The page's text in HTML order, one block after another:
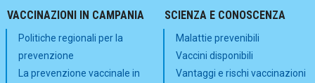
VACCINAZIONI IN CAMPANIA
Politiche regionali per la
prevenzione
La prevenzione vaccinale in
SCIENZA E CONOSCENZA
Malattie prevenibili
Vaccini disponibili
Vantaggi e rischi vaccinazioni